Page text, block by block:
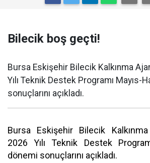
Bilecik boş geçti!
Bursa Eskişehir Bilecik Kalkınma
Yılı Teknik Destek Programı Mayıs-
sonuçlarını açıkladı.
Bursa Eskişehir Bilecik Kalkınma
2026 Yılı Teknik Destek
dönemi sonuçlarını açıkladı.